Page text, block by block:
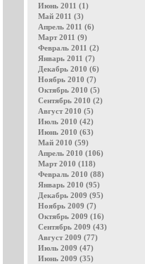
Июнь 2011 (1)
Май 2011 (3)
Апрель 2011 (6)
Март 2011 (9)
Февраль 2011 (2)
Январь 2011 (7)
Декабрь 2010 (6)
Ноябрь 2010 (7)
Октябрь 2010 (5)
Сентябрь 2010 (2)
Август 2010 (5)
Июль 2010 (42)
Июнь 2010 (63)
Май 2010 (59)
Апрель 2010 (106)
Март 2010 (118)
Февраль 2010 (88)
Январь 2010 (95)
Декабрь 2009 (95)
Ноябрь 2009 (7)
Октябрь 2009 (16)
Сентябрь 2009 (43)
Август 2009 (77)
Июль 2009 (47)
Июнь 2009 (35)